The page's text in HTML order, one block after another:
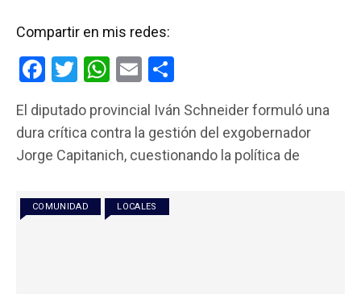
Compartir en mis redes:
F
ce
b
o
k
T
tt
er
W
at
s
A
p
p
E
ail m
p
El diputado provincial Iván Schneider formuló una
dura crítica contra la gestión del exgobernador
Jorge Capitanich, cuestionando la política de
COMUNIDAD LOCALES